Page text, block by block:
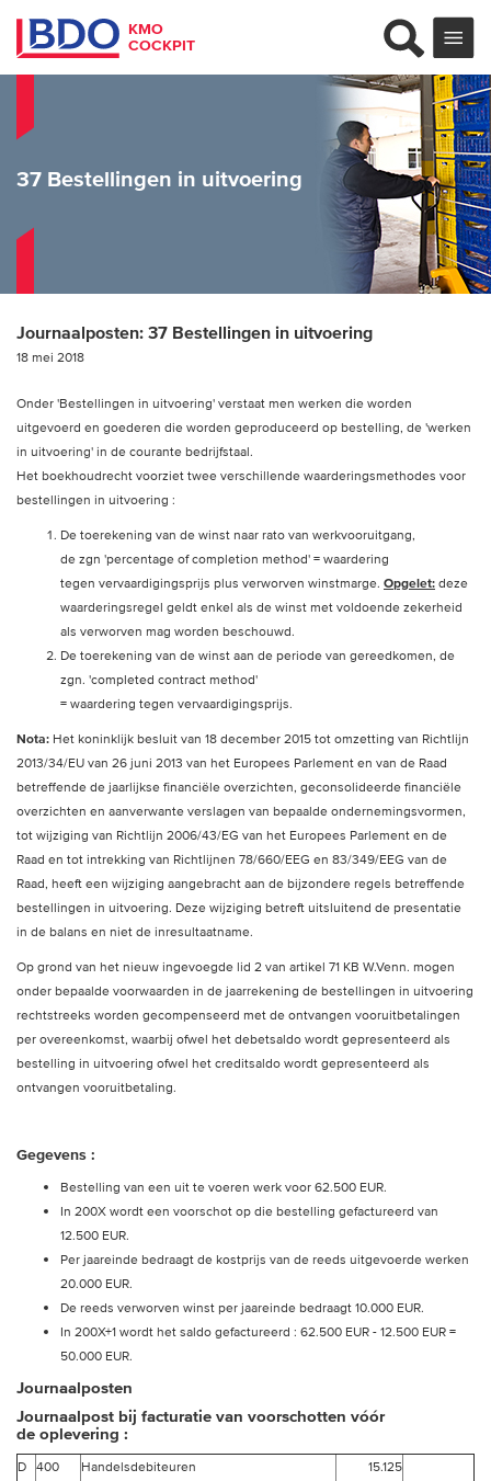
KMO
COCKPIT
37 Bestellingen in uitvoering
Journaalposten:37 Bestellingen in uitvoering
18 mei 2018
Onder 'Bestellingen in uitvoering' verstaat men werken die worden
uitgevoerd en goederen die worden geproduceerd op bestelling, de 'werken
in uitvoering' in de courante bedrijfstaal.
Het boekhoudrecht voorziet twee verschillende waarderingsmethodes voor
bestellingen in uitvoering :
De toerekening van de winst naar rato van werkvooruitgang,
de zgn 'percentage of completion method' = waardering
tegen vervaardigingsprijs plus verworven winstmarge. Opgelet:deze
waarderingsregel geldt enkel als de winst met voldoende zekerheid
als verworven mag worden beschouwd.
De toerekening van de winst aan de periode van gereedkomen, de
zgn. 'completed contract method'
= waardering tegen vervaardigingsprijs.
Nota: Het koninklijk besluit van 18 december 2015 tot omzetting van Richtlijn
2013/34/EU van 26 juni 2013 van het Europees Parlement en van de Raad
betreffende de jaarlijkse financiële overzichten, geconsolideerde financiële
overzichten en aanverwante verslagen van bepaalde ondernemingsvormen,
tot wijziging van Richtlijn 2006/43/EG van het Europees Parlement en de
Raad en tot intrekking van Richtlijnen 78/660/EEG en 83/349/EEG van de
Raad, heeft een wijziging aangebracht aan de bijzondere regels betreffende
bestellingen in uitvoering. Deze wijziging betreft uitsluitend de presentatie
in de balans en niet de inresultaatname.
Op grond van het nieuw ingevoegde lid 2 van artikel 71 KB W.Venn. mogen
onder bepaalde voorwaarden in de jaarrekening de bestellingen in uitvoering
rechtstreeks worden gecompenseerd met de ontvangen vooruitbetalingen
per overeenkomst, waarbij ofwel het debetsaldo wordt gepresenteerd als
bestelling in uitvoering ofwel het creditsaldo wordt gepresenteerd als
ontvangen vooruitbetaling.
Gegevens :
Bestelling van een uit te voeren werk voor 62.500 EUR.
In 200X wordt een voorschot op die bestelling gefactureerd van
12.500 EUR.
Per jaareinde bedraagt de kostprijs van de reeds uitgevoerde werken
20.000 EUR.
De reeds verworven winst per jaareinde bedraagt 10.000 EUR.
In 200X+1 wordt het saldo gefactureerd : 62.500 EUR - 12.500 EUR =
50.000 EUR.
Journaalposten
Journaalpost bij facturatie van voorschotten vóór
de oplevering :
D 400 Handelsdebiteuren 15.125